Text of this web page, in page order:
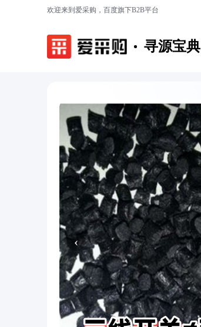
欢迎来到爱采购，百度旗下B2B平台
寻源宝典
‹